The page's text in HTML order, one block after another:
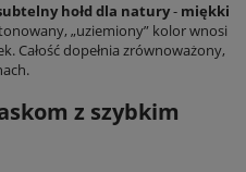
hołd dla natury- miękki
„uziemiony” kolor wnosi
Całość dopełnia zrównoważony,
z szybkim